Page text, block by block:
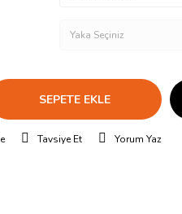
SEPETE EKLE
Tavsiye Et Yorum Yaz